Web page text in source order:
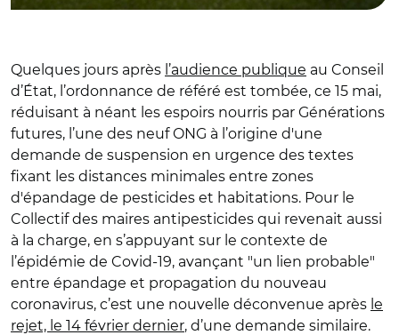
Quelques jours après l’audience publique au Conseil
d’État, l’ordonnance de référé est tombée, ce 15 mai,
réduisant à néant les espoirs nourris par Générations
futures, l’une des neuf ONG à l’origine d'une
demande de suspension en urgence des textes
fixant les distances minimales entre zones
d'épandage de pesticides et habitations. Pour le
Collectif des maires antipesticides qui revenait aussi
à la charge, en s’appuyant sur le contexte de
l’épidémie de Covid-19, avançant "un lien probable"
entre épandage et propagation du nouveau
coronavirus, c’est une nouvelle déconvenue après le
rejet, le 14 février dernier, d’une demande similaire.